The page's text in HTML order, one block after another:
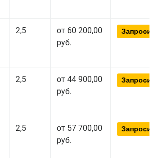
2,5
от 60 200,00
руб.
2,5
от 44 900,00
руб.
2,5
от 57 700,00
руб.